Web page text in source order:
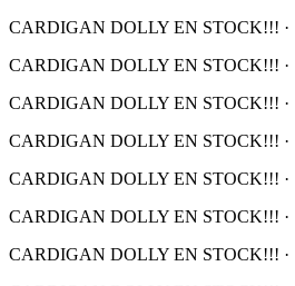
CARDIGAN DOLLY EN STOCK!!! ·
CARDIGAN DOLLY EN STOCK!!! ·
CARDIGAN DOLLY EN STOCK!!! ·
CARDIGAN DOLLY EN STOCK!!! ·
CARDIGAN DOLLY EN STOCK!!! ·
CARDIGAN DOLLY EN STOCK!!! ·
CARDIGAN DOLLY EN STOCK!!! ·